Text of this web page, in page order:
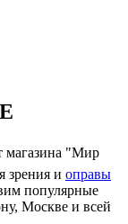
магазина "Мир
зрения и оправы
популярные
Москве и всей